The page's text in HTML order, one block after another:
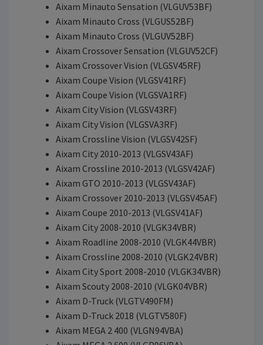
Aixam Minauto Sensation (VLGUV53BF)
Aixam Minauto Cross (VLGUS52BF)
Aixam Minauto Cross (VLGUV52BF)
Aixam Crossover Sensation (VLGUV52CF)
Aixam Crossover Vision (VLGSV45RF)
Aixam Coupe Vision (VLGSV41RF)
Aixam Coupe Vision (VLGSVA1RF)
Aixam City Vision (VLGSV43RF)
Aixam City Vision (VLGSVA3RF)
Aixam Crossline Vision (VLGSV42SF)
Aixam City 2010-2013 (VLGSV43AF)
Aixam Crossline 2010-2013 (VLGSV42AF)
Aixam GTO 2010-2013 (VLGSV43AF)
Aixam Crossover 2010-2013 (VLGSV45AF)
Aixam Coupe 2010-2013 (VLGSV41AF)
Aixam City 2008-2010 (VLGK34VBR)
Aixam Roadline 2008-2010 (VLGK44VBR)
Aixam Crossline 2008-2010 (VLGK24VBR)
Aixam City Sport 2008-2010 (VLGK34VBR)
Aixam Scouty 2008-2010 (VLGK04VBR)
Aixam D-Truck (VLGTV490FM)
Aixam D-Truck 2018 (VLGTV580F)
Aixam MEGA 2 400 (VLGN94VBA)